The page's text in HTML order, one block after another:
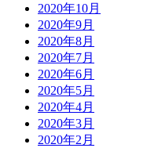
2020年10月
2020年9月
2020年8月
2020年7月
2020年6月
2020年5月
2020年4月
2020年3月
2020年2月